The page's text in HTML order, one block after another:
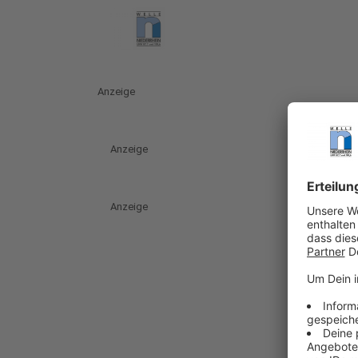
Anzeige
Anzeige
Anzeige